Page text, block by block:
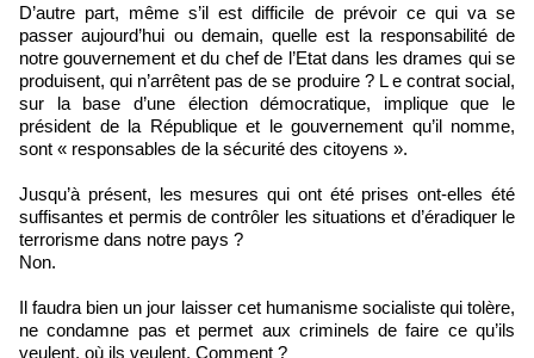
D’autre part, même s’il est difficile de prévoir ce qui va se
passer aujourd’hui ou demain, quelle est la responsabilité de
notre gouvernement et du chef de l’Etat dans les drames qui se
produisent, qui n’arrêtent pas de se produire ? L e contrat social,
sur la base d’une élection démocratique, implique que le
président de la République et le gouvernement qu’il nomme,
sont « responsables de la sécurité des citoyens ».
Jusqu’à présent, les mesures qui ont été prises ont-elles été
suffisantes et permis de contrôler les situations et d’éradiquer le
terrorisme dans notre pays ?
Non.
Il faudra bien un jour laisser cet humanisme socialiste qui tolère,
ne condamne pas et permet aux criminels de faire ce qu’ils
veulent, où ils veulent. Comment ?